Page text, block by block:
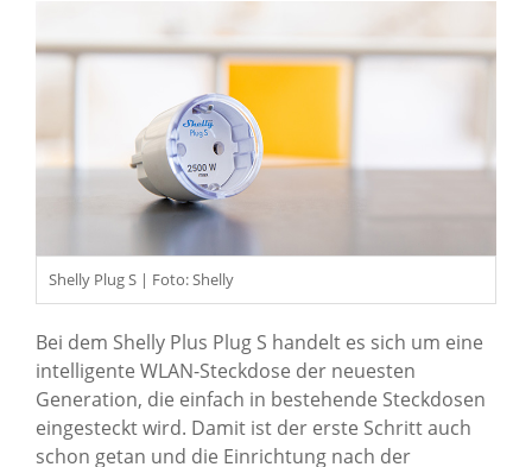
Shelly Plug S | Foto: Shelly
Bei dem Shelly Plus Plug S handelt es sich um eine
intelligente WLAN-Steckdose der neuesten
Generation, die einfach in bestehende Steckdosen
eingesteckt wird. Damit ist der erste Schritt auch
schon getan und die Einrichtung nach der